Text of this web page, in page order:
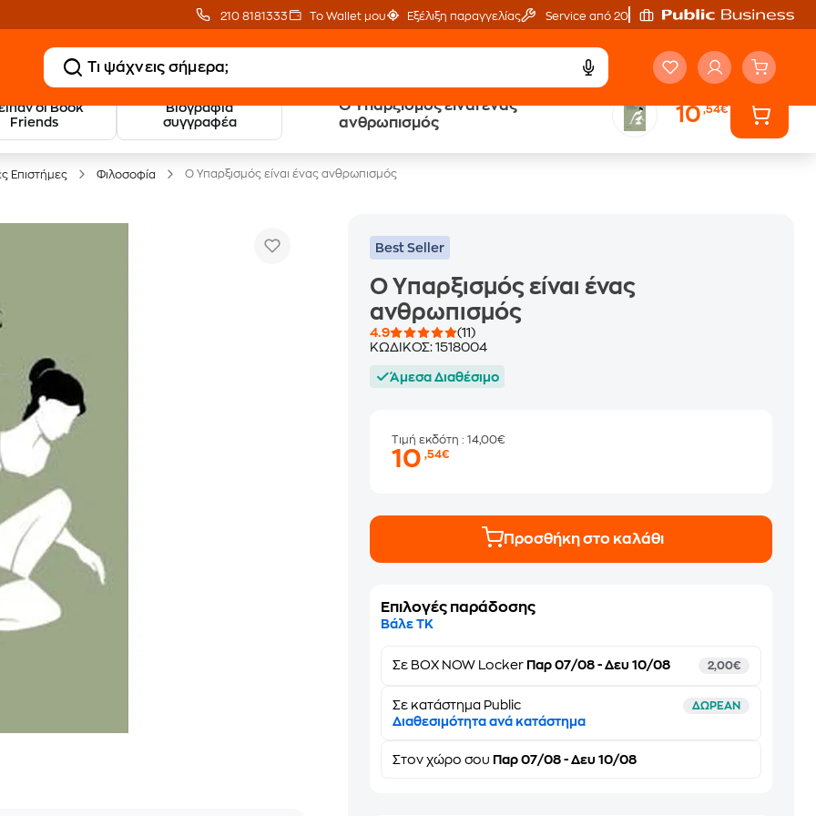
210 8181333 Το Wallet μου Εξέλιξη παραγγελίας Service από 20'
οι Book
Friends
Βιογραφία
συγγραφέα
Ο Yπαρξισμός είναι ένας
ανθρωπισμός
10,54€
20 € Public επιστροφή
με Snappi
Δωρεάν Μεταφορικά
με Public+ Delivery
Επιστήμες Φιλοσοφία Ο Yπαρξισμός είναι ένας ανθρωπισμός
Best Seller
Ο Yπαρξισμός είναι ένας
ανθρωπισμός
4.9
(11)
ΚΩΔΙΚΟΣ:1518004
Άμεσα Διαθέσιμο
Τιμή εκδότη: 14,00€
10,54€
Προσθήκη στο καλάθι
Επιλογές παράδοσης
Βάλε ΤΚ
Σε BOX NOW Locker Παρ 07/08 - Δευ 10/08 2,00€
Σε κατάστημα Public ΔΩΡΕΑΝ
Διαθεσιμότητα ανά κατάστημα
Στονχώρο σου Παρ 07/08 - Δευ 10/08